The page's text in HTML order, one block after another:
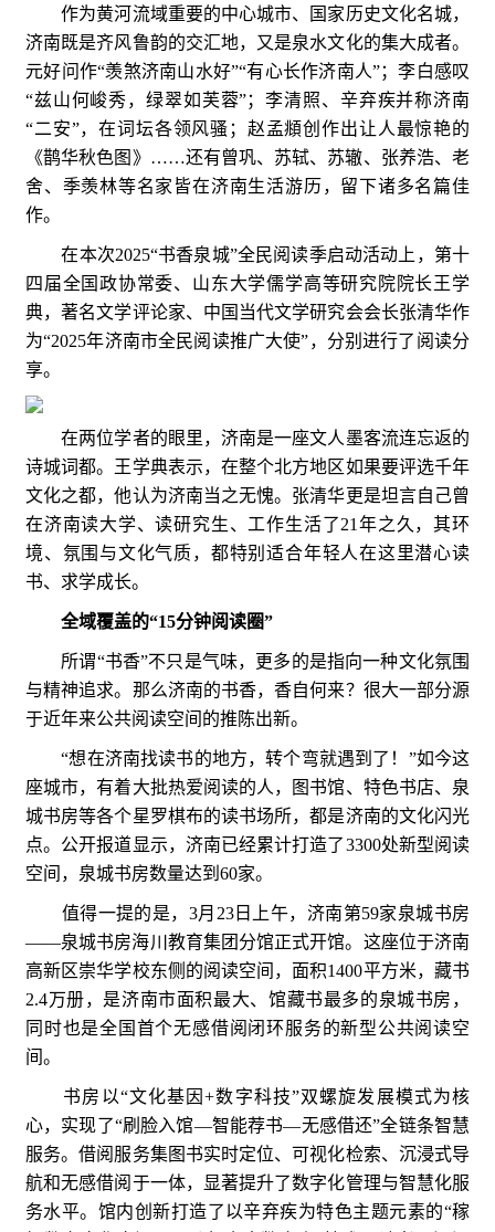
作为黄河流域重要的中心城市、国家历史文化名城，
济南既是齐风鲁韵的交汇地，又是泉水文化的集大成者。
元好问作“羡煞济南山水好”“有心长作济南人”；李白感叹
“兹山何峻秀，绿翠如芙蓉”；李清照、辛弃疾并称济南
“二安”，在词坛各领风骚；赵孟頫创作出让人最惊艳的
《鹊华秋色图》……还有曾巩、苏轼、苏辙、张养浩、老
舍、季羡林等名家皆在济南生活游历，留下诸多名篇佳
作。
在本次2025“书香泉城”全民阅读季启动活动上，第十
四届全国政协常委、山东大学儒学高等研究院院长王学
典，著名文学评论家、中国当代文学研究会会长张清华作
为“2025年济南市全民阅读推广大使”，分别进行了阅读分
享。
在两位学者的眼里，济南是一座文人墨客流连忘返的
诗城词都。王学典表示，在整个北方地区如果要评选千年
文化之都，他认为济南当之无愧。张清华更是坦言自己曾
在济南读大学、读研究生、工作生活了21年之久，其环
境、氛围与文化气质，都特别适合年轻人在这里潜心读
书、求学成长。
全域覆盖的“15分钟阅读圈”
所谓“书香”不只是气味，更多的是指向一种文化氛围
与精神追求。那么济南的书香，香自何来？很大一部分源
于近年来公共阅读空间的推陈出新。
“想在济南找读书的地方，转个弯就遇到了！”如今这
座城市，有着大批热爱阅读的人，图书馆、特色书店、泉
城书房等各个星罗棋布的读书场所，都是济南的文化闪光
点。公开报道显示，济南已经累计打造了3300处新型阅读
空间，泉城书房数量达到60家。
值得一提的是，3月23日上午，济南第59家泉城书房
——泉城书房海川教育集团分馆正式开馆。这座位于济南
高新区崇华学校东侧的阅读空间，面积1400平方米，藏书
2.4万册，是济南市面积最大、馆藏书最多的泉城书房，
同时也是全国首个无感借阅闭环服务的新型公共阅读空
间。
书房以“文化基因+数字科技”双螺旋发展模式为核
心，实现了“刷脸入馆—智能荐书—无感借还”全链条智慧
服务。借阅服务集图书实时定位、可视化检索、沉浸式导
航和无感借阅于一体，显著提升了数字化管理与智慧化服
务水平。馆内创新打造了以辛弃疾为特色主题元素的“稼